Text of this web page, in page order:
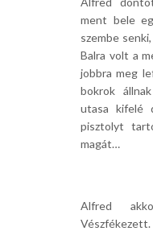
ment bele
szembe
Balra volt a
jobbra meg
bokrok
utasa kifelé
pisztolyt
magát…
Alfred